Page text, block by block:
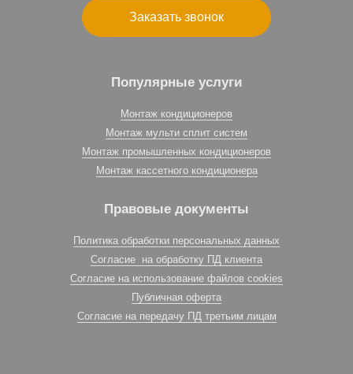
Заказать звонок
Популярные услуги
Монтаж кондиционеров
Монтаж мульти сплит систем
Монтаж промышленных кондиционеров
Монтаж кассетного кондиционера
Правовые документы
Политика обработки персональных данных
Согласие на обработку ПД клиента
Согласие на использование файлов cookies
Публичная оферта
Согласие на передачу ПД третьим лицам